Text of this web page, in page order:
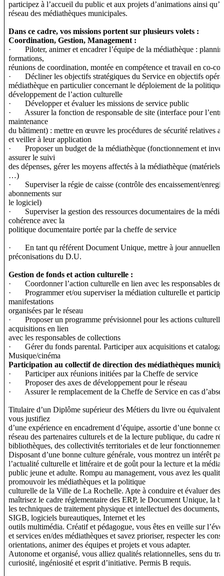
participez à l’accueil du public et aux projets d’animations ainsi
réseau des médiathèques municipales.
Dans ce cadre, vos missions portent sur plusieurs volets :
Coordination, Gestion, Management :
· Piloter, animer et encadrer l’équipe de la médiathèque :
formations,
réunions de coordination, montée en compétence et travail en co-
· Décliner les objectifs stratégiques du Service en objectifs
médiathèque en particulier concernant le déploiement de la
développement de l’action culturelle
· Développer et évaluer les missions de service public
· Assurer la fonction de responsable de site (interface pour
maintenance
du bâtiment) : mettre en œuvre les procédures de sécurité relatives
et veiller à leur application
· Proposer un budget de la médiathèque (fonctionnement et
assurer le suivi
des dépenses, gérer les moyens affectés à la médiathèque
…)
· Superviser la régie de caisse (contrôle des encaissement/
abonnements sur
le logiciel)
· Superviser la gestion des ressources documentaires de la
cohérence avec la
politique documentaire portée par la cheffe de service
· En tant qu référent Document Unique, mettre à jour
préconisations du D.U.
Gestion de fonds et action culturelle :
· Coordonner l’action culturelle en lien avec les responsables de
· Programmer et/ou superviser la médiation culturelle et
manifestations
organisées par le réseau
· Proposer un programme prévisionnel pour les actions
acquisitions en lien
avec les responsables de collections
· Gérer du fonds parental. Participer aux acquisitions et
Musique/cinéma
Participation au collectif de direction des médiathèques
· Participer aux réunions initiées par la Cheffe de service
· Proposer des axes de développement pour le réseau
· Assurer le remplacement de la Cheffe de Service en cas
Titulaire d’un Diplôme supérieur des Métiers du livre ou équivalent
vous justifiez
d’une expérience en encadrement d’équipe, assortie d’une bonne
réseau des partenaires culturels et de la lecture publique, du cadre
bibliothèques, des collectivités territoriales et de leur
Disposant d’une bonne culture générale, vous montrez un intérêt
l’actualité culturelle et littéraire et de goût pour la lecture et la
public jeune et adulte. Rompu au management, vous avez les
promouvoir les médiathèques et la politique
culturelle de la Ville de La Rochelle. Apte à conduire et évaluer des
maîtrisez le cadre réglementaire des ERP, le Document Unique, la
les techniques de traitement physique et intellectuel des documents,
SIGB, logiciels bureautiques, Internet et les
outils multimédia. Créatif et pédagogue, vous êtes en veille sur
et services en/des médiathèques et savez prioriser, respecter les
orientations, animer des équipes et projets et vous adapter.
Autonome et organisé, vous alliez qualités relationnelles, sens du
curiosité, ingéniosité et esprit d’initiative. Permis B requis.